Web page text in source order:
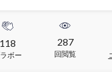
118
ボー
287
回閲覧